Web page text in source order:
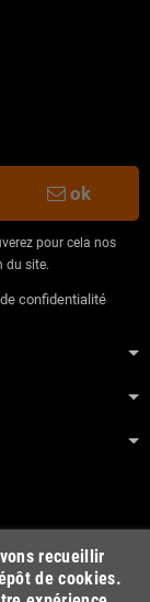
ok
pour cela nos
du site.
confidentialité
recueillir
de cookies.